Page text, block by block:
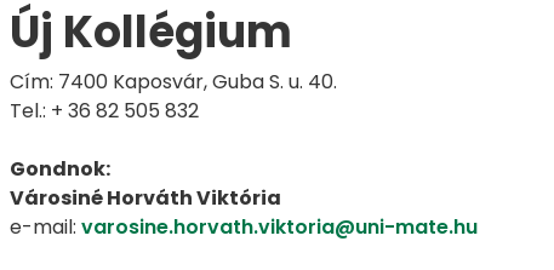
Új Kollégium
Cím: 7400 Kaposvár, Guba S. u. 40.
Tel.: + 36 82 505 832
Gondnok:
Városiné Horváth Viktória
e-mail: varosine.horvath.viktoria@uni-mate.hu